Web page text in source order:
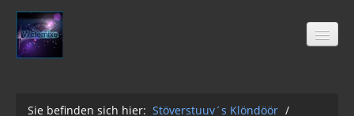
Sie befinden sich hier: Stöverstuuv´s Klöndöör /